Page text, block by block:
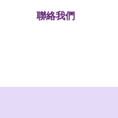
聯絡我們